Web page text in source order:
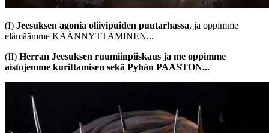
(I) Jeesuksen agonia oliivipuiden puutarhassa, ja oppimme
elämäämme KÄÄNNYTTÄMINEN...
(II) Herran Jeesuksen ruumiinpiiskaus ja me oppimme
aistojemme kurittamisen sekä Pyhän PAASTON...